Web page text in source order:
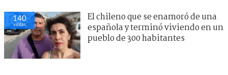
140
visitas
El chileno que se enamoró de una
española y terminó viviendo en un
pueblo de 300 habitantes